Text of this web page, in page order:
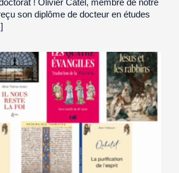
! Olivier Catel, membre de notre
son diplôme de docteur en études